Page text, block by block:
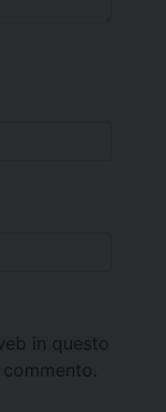
in questo